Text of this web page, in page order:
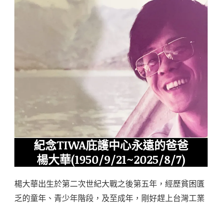
紀念TIWA庇護中心永遠的爸爸
楊大華(1950/9/21~2025/8/7)
楊大華出生於第二次世紀大戰之後第五年，經歷貧困匱
乏的童年、青少年階段，及至成年，剛好趕上台灣工業